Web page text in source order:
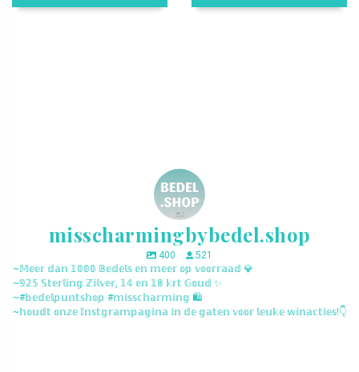
misscharmingbybedel.shop
400
521
~𝕄𝕖𝕖𝕣 𝕕𝕒𝕟 𝟙𝟘𝟘𝟘 𝔹𝕖𝕕𝕖𝕝𝕤 𝕖𝕟 𝕞𝕖𝕖𝕣 𝕠𝕡 𝕧𝕠𝕠𝕣𝕣𝕒𝕒𝕕 💎
~𝟡𝟚𝟝 𝕊𝕥𝕖𝕣𝕝𝕚𝕟𝕘 ℤ𝕚𝕝𝕧𝕖𝕣, 𝟙𝟜 𝕖𝕟 𝟙𝟠 𝕜𝕣𝕥 𝔾𝕠𝕦𝕕 ✨
~#𝕓𝕖𝕕𝕖𝕝𝕡𝕦𝕟𝕥𝕤𝕙𝕠𝕡 #𝕞𝕚𝕤𝕤𝕔𝕙𝕒𝕣𝕞𝕚𝕟𝕘 🛍️
~𝕙𝕠𝕦𝕕𝕥 𝕠𝕟𝕫𝕖 𝕀𝕟𝕤𝕥𝕘𝕣𝕒𝕞𝕡𝕒𝕘𝕚𝕟𝕒 𝕚𝕟 𝕕𝕖 𝕘𝕒𝕥𝕖𝕟 𝕧𝕠𝕠𝕣 𝕝𝕖𝕦𝕜𝕖 𝕨𝕚𝕟𝕒𝕔𝕥𝕚𝕖𝕤!👇